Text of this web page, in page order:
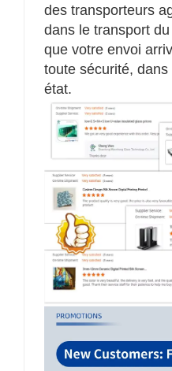
des transporteurs
dans le transport
que votre envoi
toute sécurité,
état.